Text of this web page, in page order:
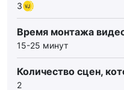
3
Время монтажа
15-25 минут
Количество сцен,
2